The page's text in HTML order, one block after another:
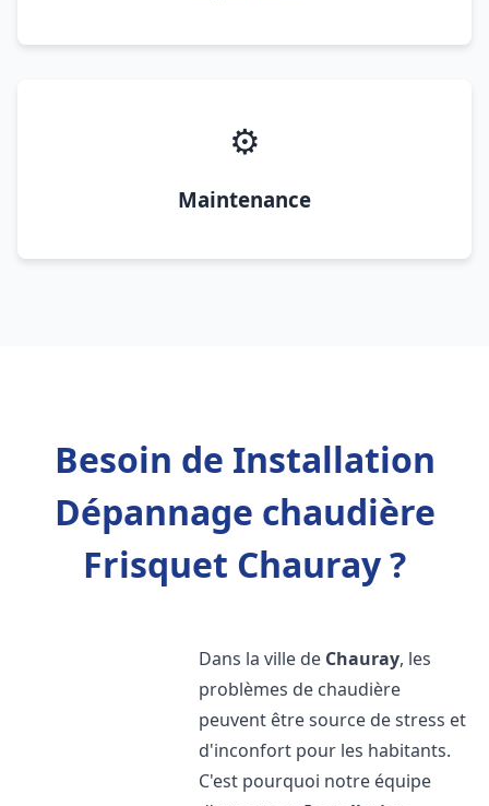
⚙️
Maintenance
Besoin de Installation
Dépannage chaudière
Frisquet Chauray ?
Dans la ville de Chauray, les
problèmes de chaudière
peuvent être source de stress et
d'inconfort pour les habitants.
C'est pourquoi notre équipe